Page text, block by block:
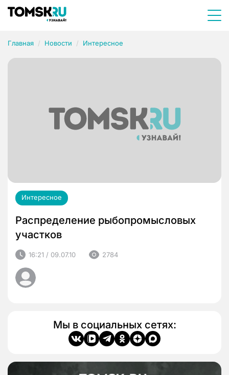
Главная Новости Интересное
Интересное
Распределение рыбопромысловых
участков
16:21 / 09.07.10 2784
Мы в социальных сетях: